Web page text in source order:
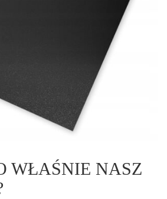
WŁAŚNIE NASZ